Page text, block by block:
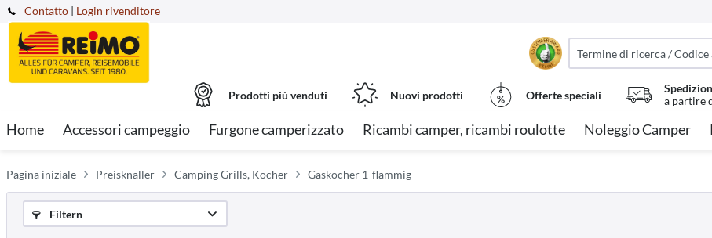
Contatto | Login rivenditore
Prodotti più venduti Nuovi prodotti Offerte speciali
a partire
Home Accessori campeggio Furgone camperizzato Ricambi camper, ricambi roulotte Noleggio Camper
Pagina iniziale Preisknaller Camping Grills, Kocher Gaskocher 1-flammig
Filtern